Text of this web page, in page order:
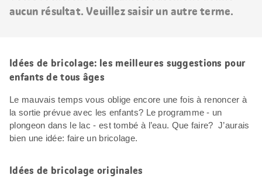
aucun résultat. Veuillez saisir un autre terme.
Idées de bricolage: les meilleures suggestions pour
enfants de tous âges
Le mauvais temps vous oblige encore une fois à renoncer à
la sortie prévue avec les enfants? Le programme - un
plongeon dans le lac - est tombé à l’eau. Que faire? J’aurais
bien une idée: faire un bricolage.
Idées de bricolage originales